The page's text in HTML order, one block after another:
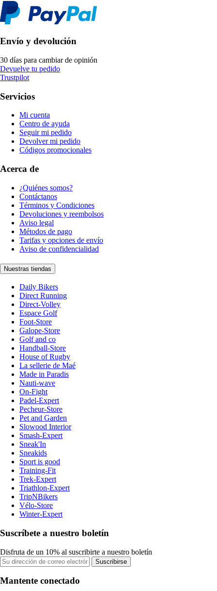
Envío y devolución
30 días para cambiar de opinión
Devuelve tu pedido
Trustpilot
Servicios
Mi cuenta
Centro de ayuda
Seguir mi pedido
Devolver mi pedido
Códigos promocionales
Acerca de
¿Quiénes somos?
Contáctanos
Términos y Condiciones
Devoluciones y reembolsos
Aviso legal
Métodos de pago
Tarifas y opciones de envío
Aviso de confidencialidad
Nuestras tiendas
Daily Bikers
Direct Running
Direct-Volley
Espace Golf
Foot-Store
Galope-Store
Golf and co
Handball-Store
House of Rugby
La sellerie de Maé
Made in Paradis
Nauti-wave
On-Fight
Padel-Expert
Pecheur-Store
Pet and Garden
Slowood Interior
Smash-Expert
Sneak'In
Sneakids
Sport is good
Training-Fit
Trek-Expert
Triathlon-Expert
TripNBikers
Vélo-Store
Winter-Expert
Suscríbete a nuestro boletín
Disfruta de un 10% al suscribirte a nuestro boletín
Suscribirse
Mantente conectado